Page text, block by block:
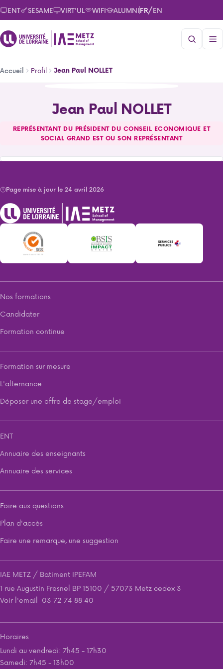
Aller
au
contenu
principal
ENT SESAME VIRT'UL WIFI ALUMNIFR/EN
d'Ariane
Accueil Profil Jean Paul NOLLET
Jean Paul NOLLET
REPRÉSENTANT DU PRÉSIDENT DU CONSEIL ECONOMIQUE ET
SOCIAL GRAND EST OU SON REPRÉSENTANT
Page mise à jour le 24 avril 2026
Nos formations
Candidater
Formation continue
Formation sur mesure
L'alternance
Déposer une offre de stage/emploi
ENT
Annuaire des enseignants
Annuaire des services
Foire aux questions
Plan d'accès
Faire une remarque, une suggestion
IAE METZ / Batiment IPEFAM
1 rue Augustin Fresnel BP 15100 / 57073 Metz cedex 3
Voir l'email 03 72 74 88 40
Horaires
Lundi au vendredi: 7h45 - 17h30
Samedi: 7h45 - 13h00